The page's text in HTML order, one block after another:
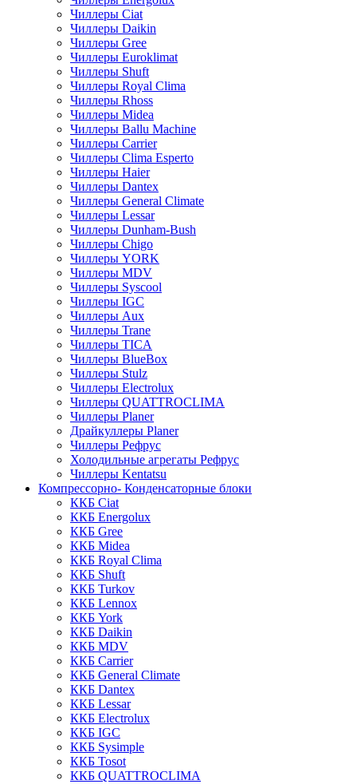
Чиллеры Ciat
Чиллеры Daikin
Чиллеры Gree
Чиллеры Euroklimat
Чиллеры Shuft
Чиллеры Royal Clima
Чиллеры Rhoss
Чиллеры Midea
Чиллеры Ballu Machine
Чиллеры Carrier
Чиллеры Clima Esperto
Чиллеры Haier
Чиллеры Dantex
Чиллеры General Climate
Чиллеры Lessar
Чиллеры Dunham-Bush
Чиллеры Chigo
Чиллеры YORK
Чиллеры MDV
Чиллеры Syscool
Чиллеры IGC
Чиллеры Aux
Чиллеры Trane
Чиллеры TICA
Чиллеры BlueBox
Чиллеры Stulz
Чиллеры Electrolux
Чиллеры QUATTROCLIMA
Чиллеры Planer
Драйкуллеры Planer
Чиллеры Рефрус
Холодильные агрегаты Рефрус
Чиллеры Kentatsu
Компрессорно- Конденсаторные блоки
ККБ Ciat
ККБ Energolux
ККБ Gree
ККБ Midea
ККБ Royal Clima
ККБ Shuft
ККБ Turkov
ККБ Lennox
ККБ York
ККБ Daikin
ККБ MDV
ККБ Carrier
ККБ General Climate
ККБ Dantex
ККБ Lessar
ККБ Electrolux
ККБ IGC
ККБ Sysimple
ККБ Tosot
ККБ QUATTROCLIMA